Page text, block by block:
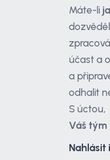
Máte-li
účast a
a
odhalit
S úctou,
Váš tým
Nahlásit